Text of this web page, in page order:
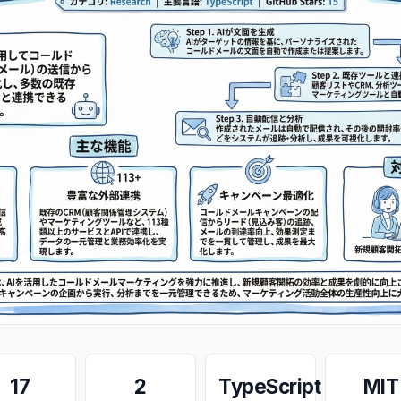
17 2 TypeScript MIT